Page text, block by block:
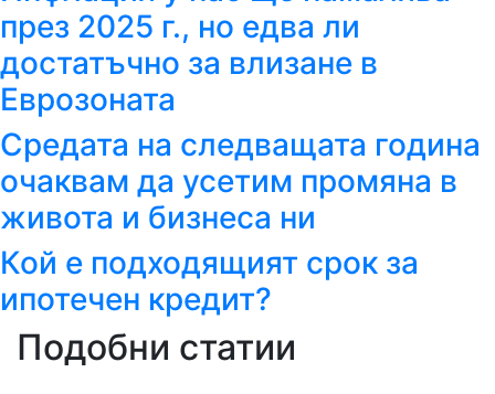
през 2025 г., но едва ли
достатъчно за влизане в
Еврозоната
Средата на следващата година
очаквам да усетим промяна в
живота и бизнеса ни
Кой е подходящият срок за
ипотечен кредит?
Подобни статии